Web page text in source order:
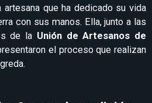
artesana que ha dedicado su vida
con sus manos. Ella, junto a las
de la Unión de Artesanos de
el proceso que realizan